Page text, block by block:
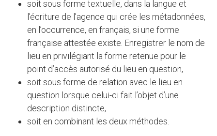
soit sous forme textuelle, dans la langue et
l’écriture de l’agence qui crée les métadonnées,
en l’occurrence, en français, si une forme
française attestée existe. Enregistrer le nom de
lieu en privilégiant la forme retenue pour le
point d’accès autorisé du lieu en question,
soit sous forme de relation avec le lieu en
question lorsque celui-ci fait l’objet d’une
description distincte,
soit en combinant les deux méthodes.